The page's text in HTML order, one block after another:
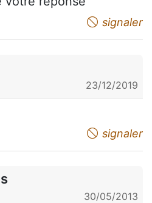
appreciate signaler
23/12/2019
appreciate signaler
30/05/2013